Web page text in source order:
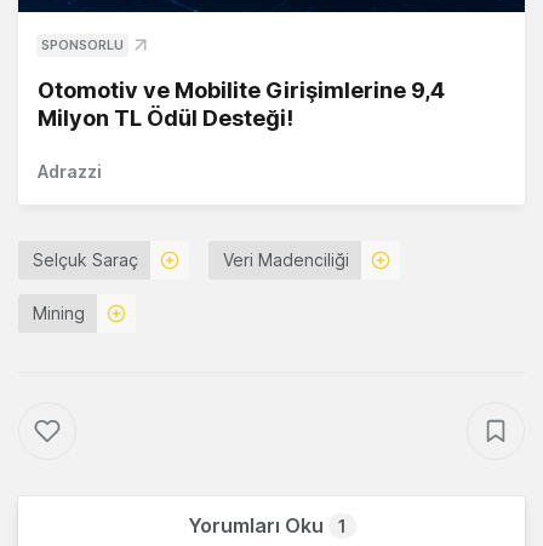
SPONSORLU
Otomotiv ve Mobilite Girişimlerine 9,4
Milyon TL Ödül Desteği!
Adrazzi
Selçuk Saraç Veri Madenciliği
Mining
Yorumları Oku 1